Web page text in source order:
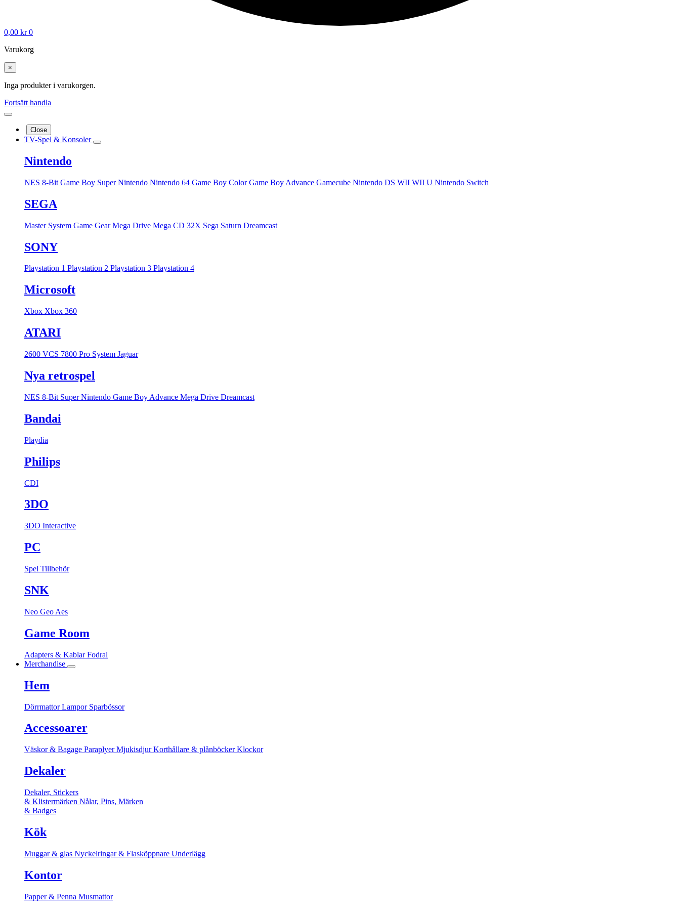
0,00 kr 0
Varukorg
×
Inga produkter i varukorgen.
Fortsätt handla
Close
TV-Spel & Konsoler
Nintendo
NES 8-Bit Game Boy Super Nintendo Nintendo 64 Game Boy ColorGame Boy Advance Gamecube Nintendo DS WII WII U Nintendo Switch
SEGA
Master System Game GearMega Drive Mega CD 32X Sega Saturn Dreamcast
SONY
Playstation 1 Playstation 2 Playstation 3 Playstation 4
Microsoft
Xbox Xbox 360
ATARI
2600 VCS 7800 Pro System Jaguar
Nya retrospel
NES 8-Bit Super Nintendo Game Boy Advance Mega Drive Dreamcast
Bandai
Playdia
Philips
CDI
3DO
3DO Interactive
PC
Spel Tillbehör
SNK
Neo Geo Aes
Game Room
Adapters & KablarFodral
Merchandise
Hem
DörrmattorLampor Sparbössor
Accessoarer
Väskor & Bagage ParaplyerMjukisdjurKorthållare & plånböckerKlockor
Dekaler
Dekaler, Stickers
& Klistermärken Nålar, Pins, Märken
& Badges
Kök
Muggar & glas Nyckelringar & Flasköppnare Underlägg
Kontor
Papper & Penna Musmattor